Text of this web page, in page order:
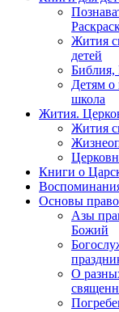
Жития
детей
Библия,
Детям о
школа
Жития.
Жития
Книги о
Основы
Азы
Божий
О